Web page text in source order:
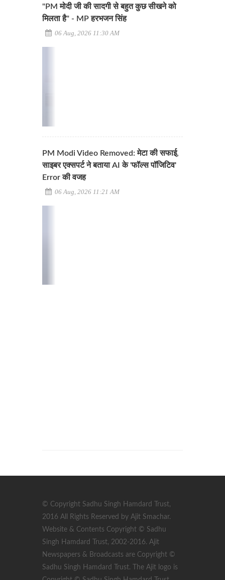
"PM मोदी जी की सादगी से बहुत कुछ सीखने को
मिलता है" - MP हरभजन सिंह
06 Aug, 2026 11:30 AM
PM Modi Video Removed: मेटा की सफाई,
साइबर एक्सपर्ट ने बताया AI के 'फॉल्स पॉजिटिव'
Error की वजह
06 Aug, 2026 11:21 AM
© Copyright Sadhu Singh Hamdard Trust,
2016 All Rights Reserved by Ajit Smachar.
Website & Contents Copyright © Sadhu
Singh Hamdard Trust, 2002-2016. Ajit
Newspapers & Broadcasts are Copyright ©
Sadhu Singh Hamdard Trust. The Ajit logo is